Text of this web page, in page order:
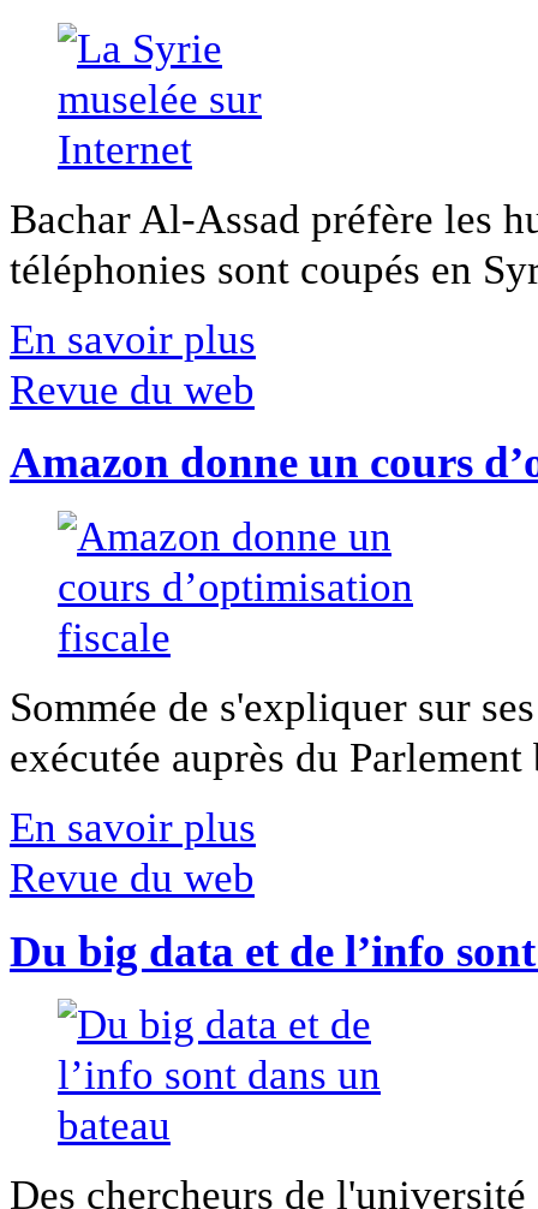
Bachar Al-Assad préfère les
téléphonies sont coupés en
En savoir plus
Revue du web
Amazon donne un cours
Sommée de s'expliquer sur
exécutée auprès du
En savoir plus
Revue du web
Du big data et de l’info
Des chercheurs de